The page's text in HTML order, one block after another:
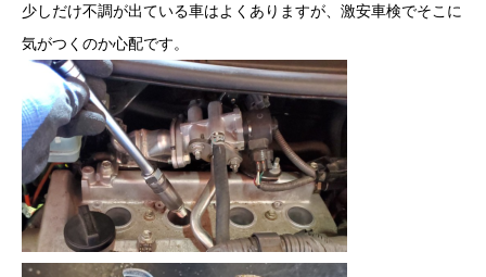
少しだけ不調が出ている車はよくありますが、激安車検でそこに
気がつくのか心配です。